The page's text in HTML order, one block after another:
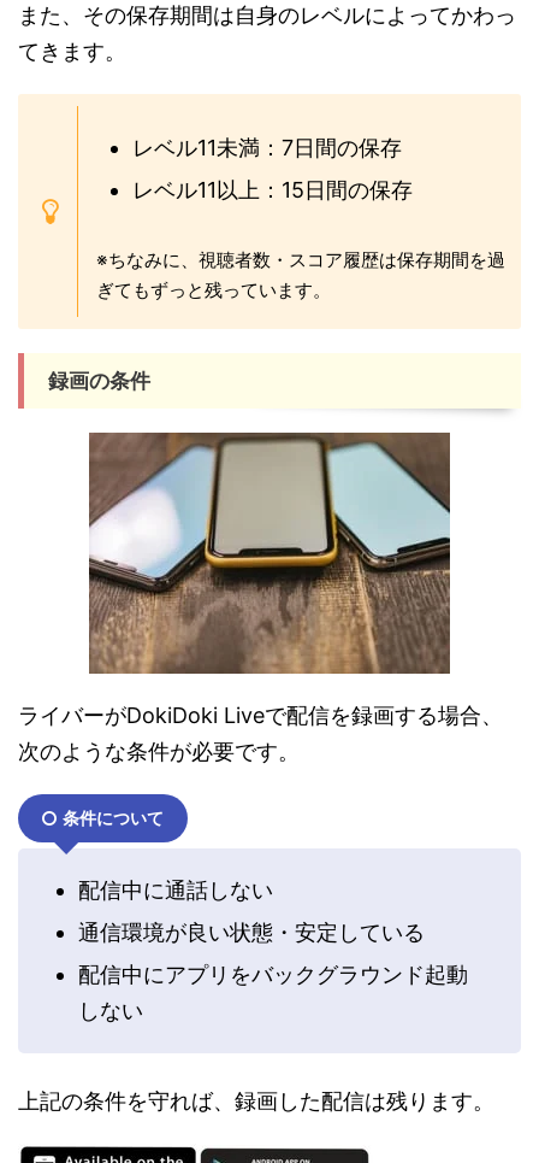
また、その保存期間は自身のレベルによってかわっ
てきます。
レベル11未満：7日間の保存
レベル11以上：15日間の保存
※ちなみに、視聴者数・スコア履歴は保存期間を過
ぎてもずっと残っています。
録画の条件
ライバーがDokiDoki Liveで配信を録画する場合、
次のような条件が必要です。
条件について
配信中に通話しない
通信環境が良い状態・安定している
配信中にアプリをバックグラウンド起動
しない
上記の条件を守れば、録画した配信は残ります。